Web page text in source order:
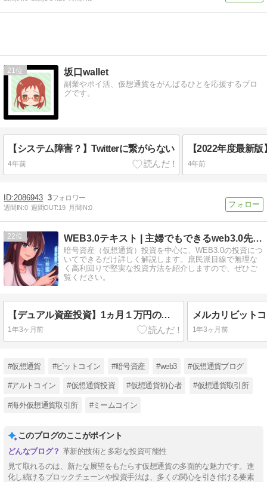
21 坂口wallet
副業やポイ活、仮想通貨をがんばるひとを応援するブロ
グです。
【システム障害？】Twitterに繋がらない
4年前 4年前
2086943 3
週間IN:0 週間OUT:19 月間IN:0
22 WEB3.0テキスト | 主婦でもできるweb3.0先行投資
暗号資産（仮想通貨）投資を中心に、WEB3.0の投資につ
いてできるだけ詳しく解説します。庶民派目線で無理な
く高利回りで堅実な投資方法を紹介しますので、ぜひご
覧ください。
【デュアル資産投資】1ヵ月１万円の安定収入を目指して主婦が投資にチャレンジした結果
1年3ヶ月前 1年3ヶ月前
#仮想通貨 #ビットコイン #暗号資産 #web3 #仮想通貨ブログ
#アルトコイン #仮想通貨投資 #仮想通貨初心者 #仮想通貨取引所
#海外仮想通貨取引所 #ミームコイン
このブログのここがポイント
革新的技術と多彩な投資可能性
見て取れるのは、新たな展望をもたらす仮想通貨の多面的な魅力です。進
化し続けるブロックチェーンや投資手法は、多くの関心を引き付ける要素